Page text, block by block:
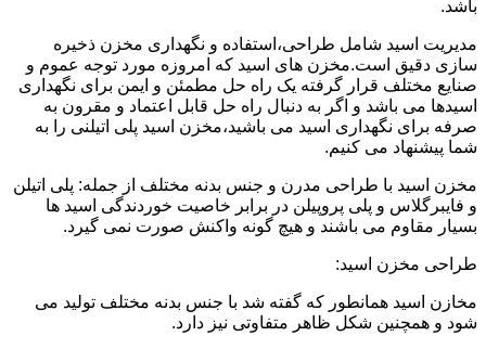
باشد.
مدیریت اسید شامل طراحی،استفاده و نگهداری مخزن ذخیره
سازی دقیق است.مخزن های اسید که امروزه مورد توجه عموم و
صنایع مختلف قرار گرفته یک راه حل مطمئن و ایمن برای نگهداری
اسیدها می باشد و اگر به دنبال راه حل قابل اعتماد و مقرون به
صرفه برای نگهداری اسید می باشید،مخزن اسید پلی اتیلنی را به
شما پیشنهاد می کنیم.
مخزن اسید با طراحی مدرن و جنس بدنه مختلف از جمله: پلی اتیلن
و فایبرگلاس و پلی پروپیلن در برابر خاصیت خوردندگی اسید ها
بسیار مقاوم می باشند و هیچ گونه واکنش صورت نمی گیرد.
طراحی مخزن اسید:
مخازن اسید همانطور که گفته شد با جنس بدنه مختلف تولید می
شود و همچنین شکل ظاهر متفاوتی نیز دارد.